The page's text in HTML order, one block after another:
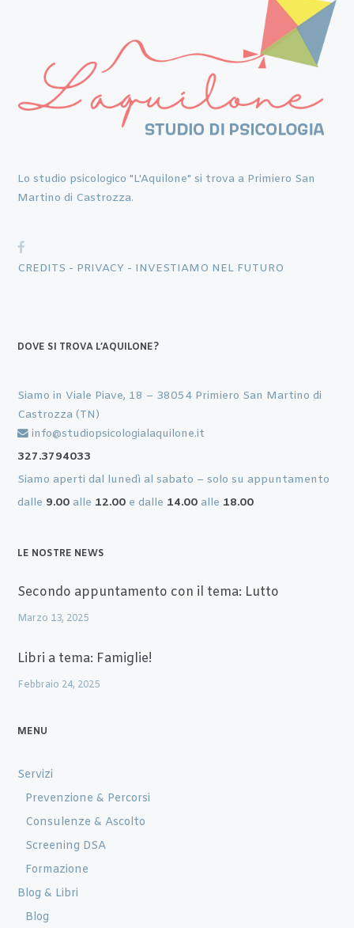
Lo studio psicologico "L'Aquilone" si trova a Primiero San
Martino di Castrozza.
CREDITS - PRIVACY - INVESTIAMO NEL FUTURO
DOVE SI TROVA L’AQUILONE?
Siamo in Viale Piave, 18 – 38054 Primiero San Martino di
Castrozza (TN)
info@studiopsicologialaquilone.it
327.3794033
Siamo aperti dal lunedì al sabato – solo su appuntamento
dalle 9.00 alle 12.00 e dalle 14.00 alle 18.00
LE NOSTRE NEWS
Secondo appuntamento con il tema: Lutto
Marzo 13, 2025
Libri a tema: Famiglie!
Febbraio 24, 2025
MENU
Servizi
Prevenzione & Percorsi
Consulenze & Ascolto
Screening DSA
Formazione
Blog & Libri
Blog